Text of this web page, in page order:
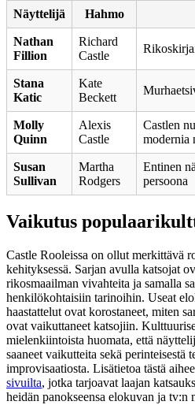
Näyttelijä Hahmo
Nathan
Fillion
Richard
Castle
Stana
Katic
Kate
Beckett
Molly
Quinn
Alexis
Castle
Castlen
modernia
Susan
Sullivan
Martha
Rodgers
Entinen
persoona
Vaikutus
Castle Rooleissa on ollut merkittävä
kehityksessä. Sarjan avulla katsojat
rikosmaailman vivahteita ja samalla
henkilökohtaisiin tarinoihin. Useat
haastattelut ovat korostaneet, miten
ovat vaikuttaneet katsojiin.
mielenkiintoista huomata, että
saaneet vaikutteita sekä perinteisestä
improvisaatiosta. Lisätietoa tästä
sivuilta, jotka tarjoavat laajan
heidän panokseensa elokuvan ja tv:n